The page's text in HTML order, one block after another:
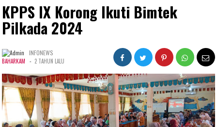
KPPS IX Korong Ikuti Bimtek
Pilkada 2024
INFONEWS
BAHARKAM - 2 TAHUN LALU